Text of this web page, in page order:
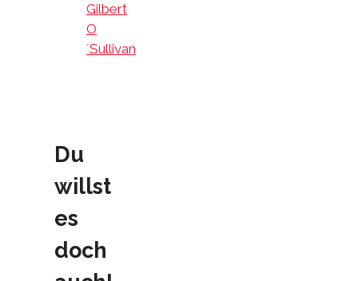
Gilbert
O
´Sullivan
Du
willst
es
doch